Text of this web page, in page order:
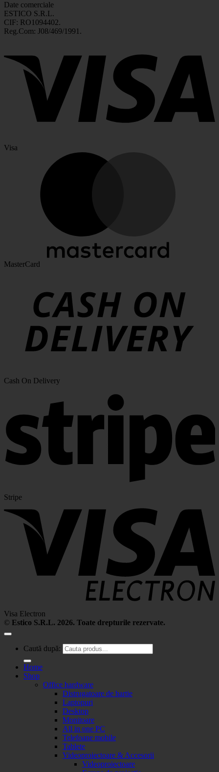
Date comerciale
ESTICO S.R.L.
CIF: RO1094402.
Reg.Com: J08/469/1991.
Visa
MasterCard
Cash On Delivery
Stripe
Visa Electron
© Estico S.R.L. 2026. Toate drepturile rezervate.
Caută după:
Home
Shop
Office hardware
Distrugatoare de hartie
Laptopuri
Desktop
Monitoare
All in one PC
Telefoane mobile
Tablete
Videoproiectoare & Accesorii
Videoproiectoare